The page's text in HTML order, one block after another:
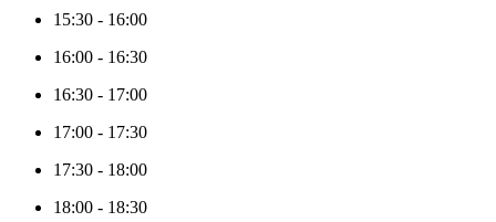
15:30 - 16:00
16:00 - 16:30
16:30 - 17:00
17:00 - 17:30
17:30 - 18:00
18:00 - 18:30